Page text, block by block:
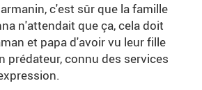
c'est sûr que la famille
n'attendait que ça, cela doit
et papa d'avoir vu leur fille
prédateur, connu des services